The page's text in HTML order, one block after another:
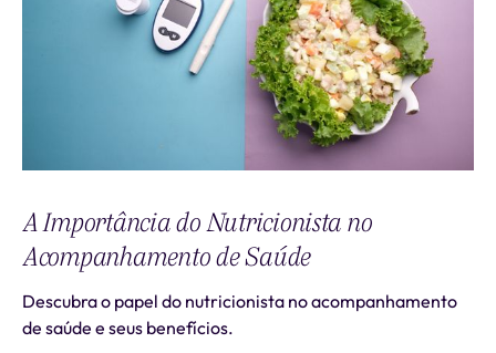
A Importância do Nutricionista no
Acompanhamento de Saúde
Descubra o papel do nutricionista no acompanhamento
de saúde e seus benefícios.